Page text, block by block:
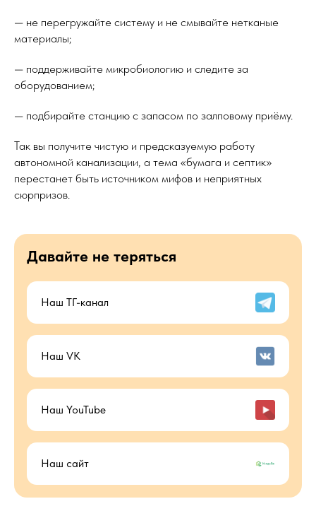
— не перегружайте систему и не смывайте нетканые
материалы;
— поддерживайте микробиологию и следите за
оборудованием;
— подбирайте станцию с запасом по залповому приёму.
Так вы получите чистую и предсказуемую работу
автономной канализации, а тема «бумага и септик»
перестанет быть источником мифов и неприятных
сюрпризов.
Давайте не теряться
Наш ТГ-канал
Наш VK
Наш YouTube
Наш сайт